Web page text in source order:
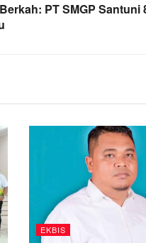
PT SMGP Santuni
EKBIS